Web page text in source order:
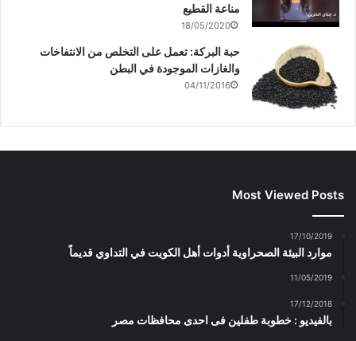
مناعة القطيع
18/05/2020
حبة البركة: تعمل على التخلص من الانتفاخات
والغازات الموجودة في البطن
04/11/2016
Most Viewed Posts
17/10/2019
موارد البيئة الصحراوية أدوات أهل الكويت في التداوي قديماً
11/05/2019
17/12/2018
بالفيديو : خطوبة طفلين فى احدى محافظات مصر